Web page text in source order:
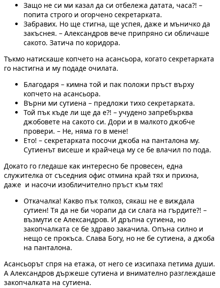
Защо не си ми казал да си отбележа датата, часа?! –
попита строго и огорчено секретарката.
Забравих. Но ще стигна, ще успея, даже и мъничко да
закъснея. – Александров вече припряно си обличаше
сакото. Затича по коридора.
Тъкмо натискаше копчето на асансьора, когато секретарката
го настигна и му подаде очилата.
Благодаря – кимна той и пак положи пръст върху
копчето на асансьора.
Върни ми сутиена – предложи тихо секретарката.
Той пък къде ли ще да е?! – учудено запребърква
джобовете на сакото си. Дори и в малкото джобче
провери. – Не, няма го в мене!
Ето! – секретарката посочи джоба на панталона му.
Сутиенът висеше и крайчеца му се бе влачил по пода.
Докато го гледаше как интересно бе провесен, една
служителка от съседния офис отмина край тях и прихна,
даже и насочи изобличително пръст към тях!
Откачалка! Какво пък толкоз, сякаш не е виждала
сутиен! Тя да не би чорапи да си слага на гърдите?! –
възмути се Александров. И дръпна сутиена, но
закопчалката се бе здраво закачила. Опъна силно и
нещо се прокъса. Слава Богу, но не бе сутиена, а джоба
на панталона.
Асансьорът спря на етажа, от него се изсипаха петима души.
А Александров държеше сутиена и внимателно разглеждаше
закопчалката на сутиена.